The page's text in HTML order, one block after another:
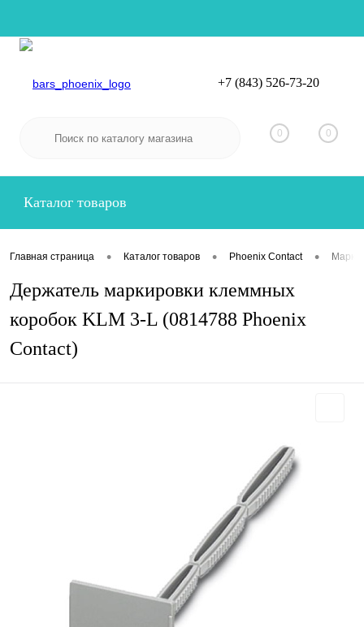
Вход
+7 (843) 526-73-20
0 0
Каталог товаров
Главная страница • Каталог товаров • Phoenix Contact •
Держатель маркировки клеммных
коробок KLM 3-L (0814788 Phoenix
Contact)